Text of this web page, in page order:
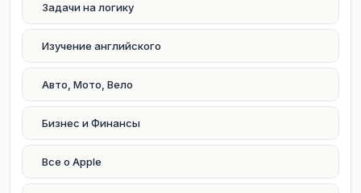
Задачи на логику
Изучение английского
Авто, Мото, Вело
Бизнес и Финансы
Все о Apple